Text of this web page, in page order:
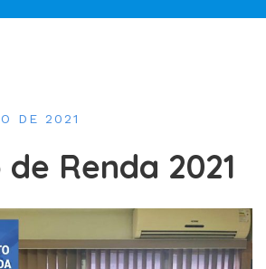
DE 2021
Renda 2021